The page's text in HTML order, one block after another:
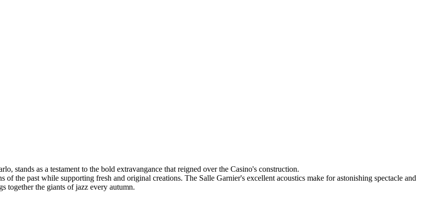
stands as a testament to the bold extravangance that reigned over the Casino's construction.
the past while supporting fresh and original creations. The Salle Garnier's excellent acoustics make for astonishing spectacle and
together the giants of jazz every autumn.